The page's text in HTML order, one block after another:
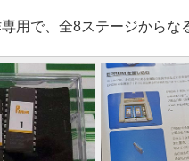
用で、全8ステージからな